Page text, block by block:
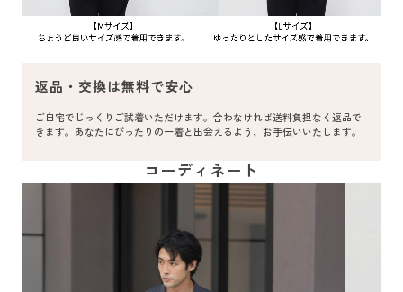
返品・交換は無料で安心
ご自宅でじっくりご試着いただけます。合わなければ送料負担なく返品で
きます。あなたにぴったりの一着と出会えるよう、お手伝いいたします。
コーディネート